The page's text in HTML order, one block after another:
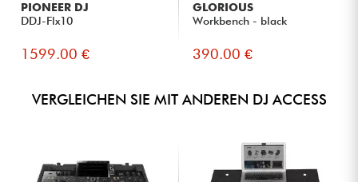
PIONEER DJ
DDJ-Flx10
1599.00 €
GLORIOUS
Workbench - black
390.00 €
VERGLEICHEN SIE MIT ANDEREN DJ ACCESS